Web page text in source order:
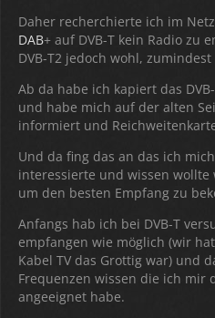
Daher recherchierte ich im
DAB+ auf DVB-T kein Radio zu
DVB-T2 jedoch wohl, zumindest
Ab da habe ich kapiert das
und habe mich auf der alten
informiert und
Und da fing das an das ich
interessierte und wissen wollte
um den besten Empfang zu
Anfangs hab ich bei DVB-T
empfangen wie möglich (wir
Kabel TV das Grottig war) und
Frequenzen wissen die ich mir
angeeignet habe.